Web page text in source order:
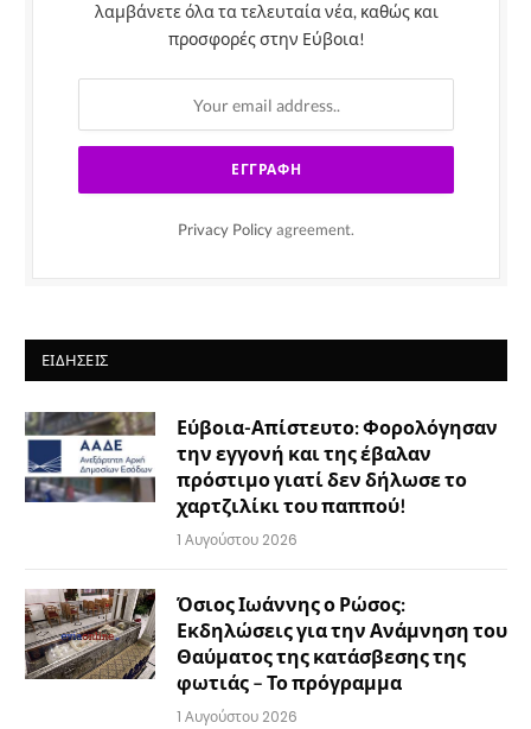
λαμβάνετε όλα τα τελευταία νέα, καθώς και
προσφορές στην Εύβοια!
Privacy Policy agreement.
ΕΙΔΉΣΕΙΣ
Εύβοια-Απίστευτο: Φορολόγησαν
την εγγονή και της έβαλαν
πρόστιμο γιατί δεν δήλωσε το
χαρτζιλίκι του παππού!
1 Αυγούστου 2026
Όσιος Ιωάννης ο Ρώσος:
Εκδηλώσεις για την Ανάμνηση του
Θαύματος της κατάσβεσης της
φωτιάς – Το πρόγραμμα
1 Αυγούστου 2026